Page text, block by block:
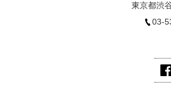
東京都渋
03-